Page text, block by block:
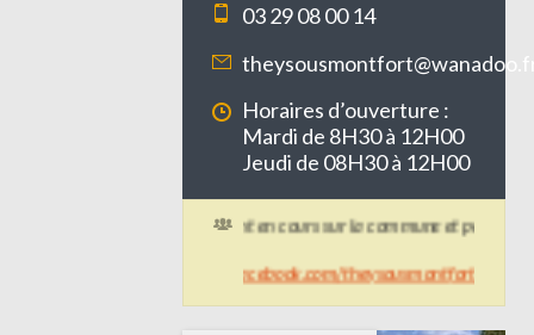
03 29 08 00 14
Horaires d’ouverture :
Mardi de 8H30 à 12H00
Jeudi de 08H30 à 12H00
Des travaux de voirie sont en cours sur la commune et peuvent
https://www.facebook.com/theysousmontfort/